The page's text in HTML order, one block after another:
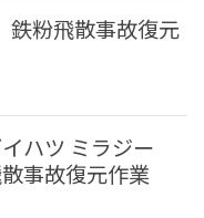
鉄粉飛散事故復元
ハツ ミラジー
事故復元作業